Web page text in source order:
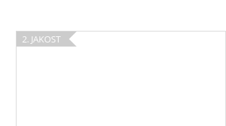
2. JAKOST